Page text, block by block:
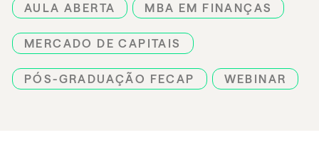
AULA ABERTA MBA EM FINANÇAS
MERCADO DE CAPITAIS
PÓS-GRADUAÇÃO FECAP WEBINAR